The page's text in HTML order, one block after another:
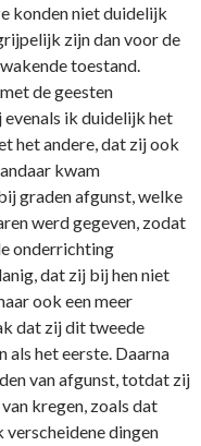
konden niet duidelijk
zijn dan voor de
toestand.
de geesten
evenals ik duidelijk het
het andere, dat zij ook
kwam
graden afgunst, welke
werd gegeven, zodat
onderrichting
dat zij bij hen niet
ook een meer
dat zij dit tweede
als het eerste. Daarna
van afgunst, totdat zij
kregen, zoals dat
verscheidene dingen